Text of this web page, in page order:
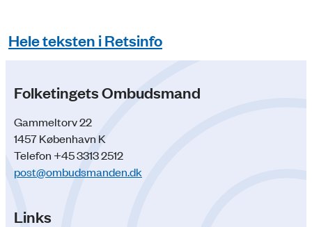
Hele teksten i Retsinfo
Folketingets Ombudsmand
Gammeltorv 22
1457 København K
Telefon +45 3313 2512
post@ombudsmanden.dk
Links